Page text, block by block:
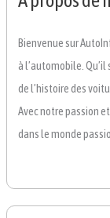
Bienvenue sur
à l’automobile.
de l’histoire des
Avec notre passion
dans le monde